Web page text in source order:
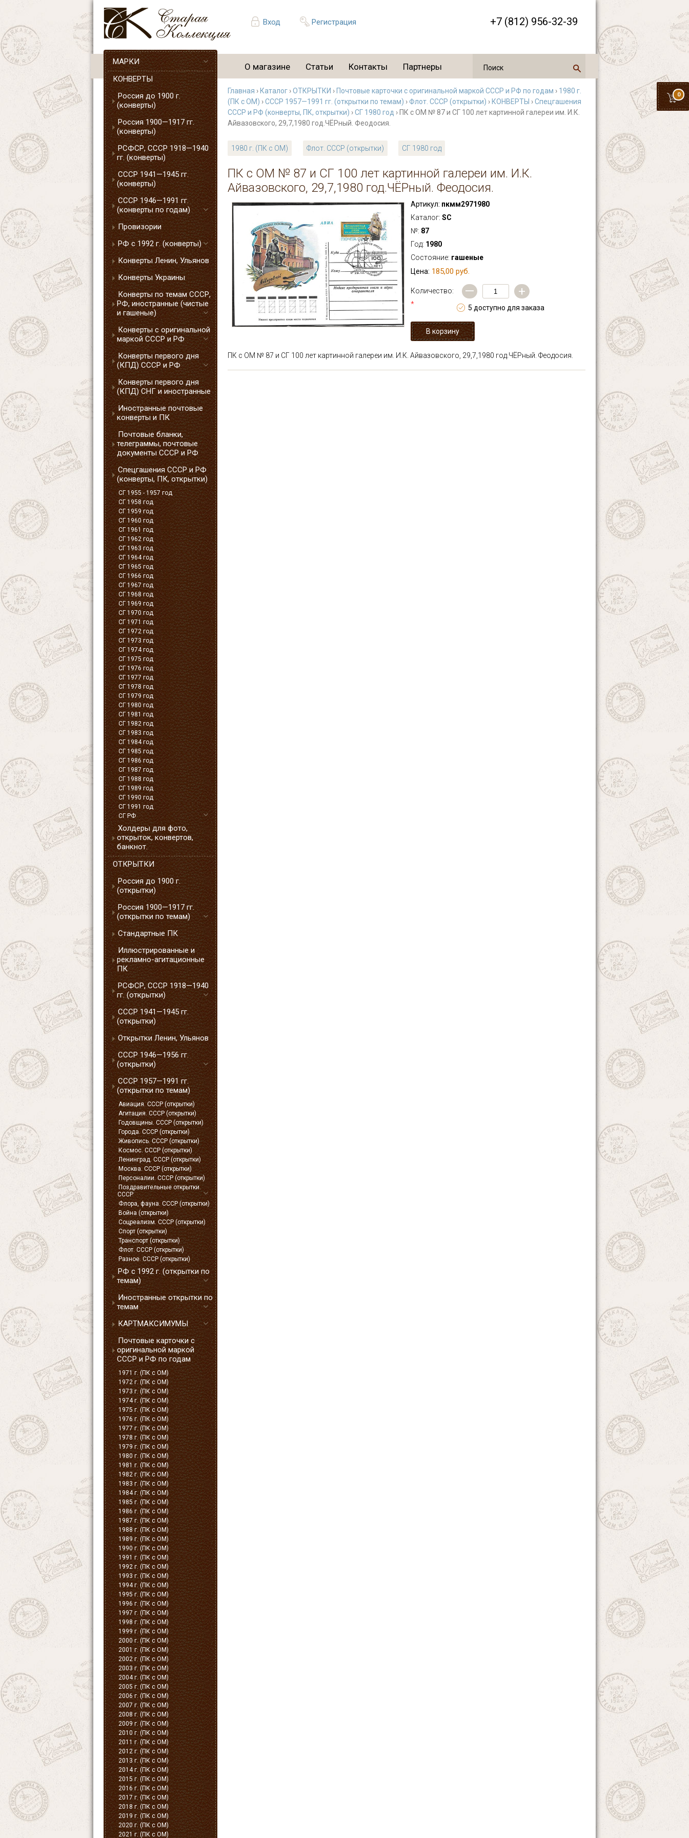
Вход Регистрация +7 (812) 956-32-39
0
О магазине Статьи Контакты Партнеры
МАРКИ
КОНВЕРТЫ
Россия до 1900 г.
(конверты)
Россия 1900—1917 гг.
(конверты)
РСФСР, СССР 1918—1940
гг. (конверты)
СССР 1941—1945 гг.
(конверты)
СССР 1946—1991 гг.
(конверты по годам)
Провизории
РФ с 1992 г. (конверты)
Конверты Ленин, Ульянов
Конверты Украины
Конверты по темам СССР,
РФ, иностранные (чистые
и гашеные)
Конверты с оригинальной
маркой СССР и РФ
Конверты первого дня
(КПД) СССР и РФ
Конверты первого дня
(КПД) СНГ и иностранные
Иностранные почтовые
конверты и ПК
Почтовые бланки,
телеграммы, почтовые
документы СССР и РФ
Спецгашения СССР и РФ
(конверты, ПК, открытки)
СГ 1955 - 1957 год
СГ 1958 год
СГ 1959 год
СГ 1960 год
СГ 1961 год
СГ 1962 год
СГ 1963 год
СГ 1964 год
СГ 1965 год
СГ 1966 год
СГ 1967 год
СГ 1968 год
СГ 1969 год
СГ 1970 год
СГ 1971 год
СГ 1972 год
СГ 1973 год
СГ 1974 год
СГ 1975 год
СГ 1976 год
СГ 1977 год
СГ 1978 год
СГ 1979 год
СГ 1980 год
СГ 1981 год
СГ 1982 год
СГ 1983 год
СГ 1984 год
СГ 1985 год
СГ 1986 год
СГ 1987 год
СГ 1988 год
СГ 1989 год
СГ 1990 год
СГ 1991 год
СГ РФ
Холдеры для фото,
открыток, конвертов,
банкнот.
ОТКРЫТКИ
Россия до 1900 г.
(открытки)
Россия 1900—1917 гг.
(открытки по темам)
Стандартные ПК
Иллюстрированные и
рекламно-агитационные
ПК
РСФСР, СССР 1918—1940
гг. (открытки)
СССР 1941—1945 гг.
(открытки)
Открытки Ленин, Ульянов
СССР 1946—1956 гг.
(открытки)
СССР 1957—1991 гг.
(открытки по темам)
Авиация. СССР (открытки)
Агитация. СССР (открытки)
Годовщины. СССР (открытки)
Города. СССР (открытки)
Живопись. СССР (открытки)
Космос. СССР (открытки)
Ленинград. СССР (открытки)
Москва. СССР (открытки)
Персоналии. СССР (открытки)
Поздравительные открытки.
СССР
Флора, фауна. СССР (открытки)
Война (открытки)
Соцреализм. СССР (открытки)
Спорт (открытки)
Транспорт (открытки)
Флот. СССР (открытки)
Разное. СССР (открытки)
РФ с 1992 г. (открытки по
темам)
Иностранные открытки по
темам
КАРТМАКСИМУМЫ
Почтовые карточки с
оригинальной маркой
СССР и РФ по годам
1971 г. (ПК с ОМ)
1972 г. (ПК с ОМ)
1973 г. (ПК с ОМ)
1974 г. (ПК с ОМ)
1975 г. (ПК с ОМ)
1976 г. (ПК с ОМ)
1977 г. (ПК с ОМ)
1978 г. (ПК с ОМ)
1979 г. (ПК с ОМ)
1980 г. (ПК с ОМ)
1981 г. (ПК с ОМ)
1982 г. (ПК с ОМ)
1983 г. (ПК с ОМ)
1984 г. (ПК с ОМ)
1985 г. (ПК с ОМ)
1986 г. (ПК с ОМ)
1987 г. (ПК с ОМ)
1988 г. (ПК с ОМ)
1989 г. (ПК с ОМ)
1990 г. (ПК с ОМ)
1991 г. (ПК с ОМ)
1992 г. (ПК с ОМ)
1993 г. (ПК с ОМ)
1994 г. (ПК с ОМ)
1995 г. (ПК с ОМ)
1996 г. (ПК с ОМ)
1997 г. (ПК с ОМ)
1998 г. (ПК с ОМ)
1999 г. (ПК с ОМ)
2000 г. (ПК с ОМ)
2001 г. (ПК с ОМ)
2002 г. (ПК с ОМ)
2003 г. (ПК с ОМ)
2004 г. (ПК с ОМ)
2005 г. (ПК с ОМ)
2006 г. (ПК с ОМ)
2007 г. (ПК с ОМ)
2008 г. (ПК с ОМ)
2009 г. (ПК с ОМ)
2010 г. (ПК с ОМ)
2011 г. (ПК с ОМ)
2012 г. (ПК с ОМ)
2013 г. (ПК с ОМ)
2014 г. (ПК с ОМ)
2015 г. (ПК с ОМ)
2016 г. (ПК с ОМ)
2017 г. (ПК с ОМ)
2018 г. (ПК с ОМ)
2019 г. (ПК с ОМ)
2020 г. (ПК с ОМ)
2021 г. (ПК с ОМ)
Главная › Каталог ›ОТКРЫТКИ › Почтовые карточки с оригинальной маркой СССР и РФ по годам › 1980 г.
(ПК с ОМ) ›СССР 1957—1991 гг. (открытки по темам) ›Флот. СССР (открытки) › КОНВЕРТЫ ›Спецгашения
СССР и РФ (конверты, ПК, открытки) ›СГ 1980 год › ПК с ОМ № 87 и СГ 100 лет картинной галереи им. И.К.
Айвазовского, 29,7,1980 год.ЧЁРный. Феодосия.
1980 г. (ПК с ОМ) Флот. СССР (открытки) СГ 1980 год
ПК с ОМ № 87 и СГ 100 лет картинной галереи им. И.К.
Айвазовского, 29,7,1980 год.ЧЁРный. Феодосия.
Артикул: пкмм2971980
Каталог: SC
№: 87
Год: 1980
Состояние: гашеные
Цена: 185,00 руб.
Количество:
*
— +
5 доступно для заказа
ПК с ОМ № 87 и СГ 100 лет картинной галереи им. И.К. Айвазовского, 29,7,1980 год.ЧЁРный. Феодосия.